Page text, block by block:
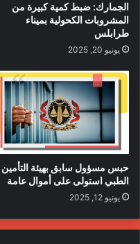
الجمارك: ضبط كمية كبيرة من
المشروبات الكحولية بميناء
طرابلس
يونيو 20, 2025
حبس مسؤول سابق بهيئة التأمين
الطبي استولى على أموال عامة
يونيو 12, 2025